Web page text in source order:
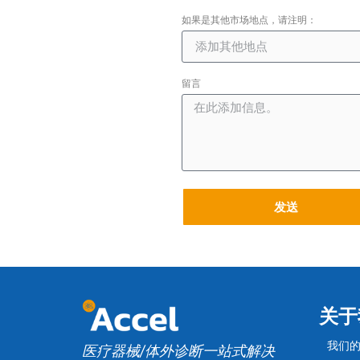
如果是其他市场地点，请注明：
留言
发送
医疗器械/体外诊断一站式解决
关
我们